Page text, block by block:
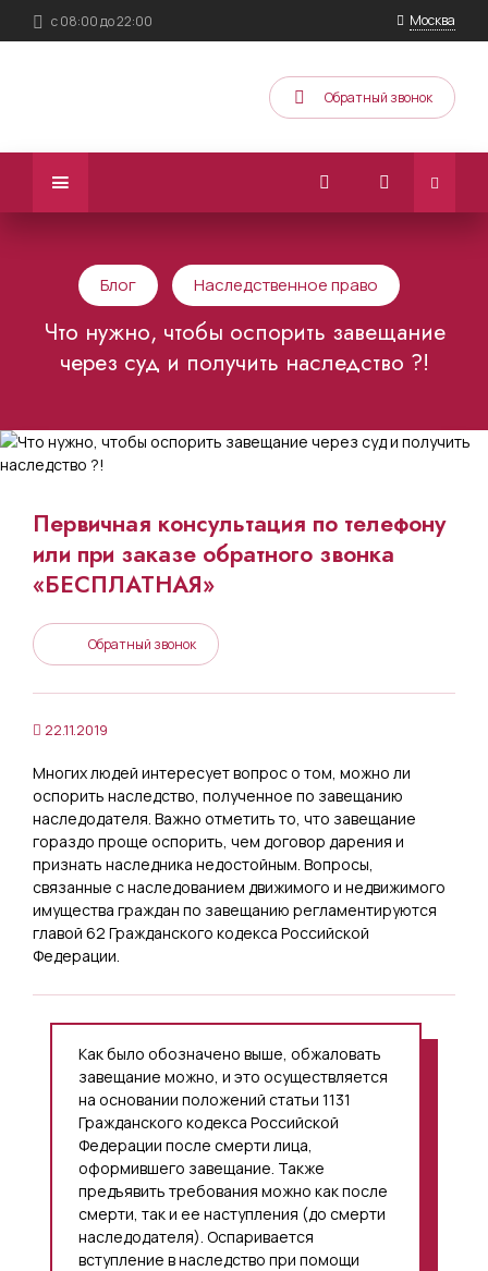
с 08:00 до 22:00 Москва
Обратный звонок
Блог Наследственное право
Что нужно, чтобы оспорить завещание
через суд и получить наследство ?!
Первичная консультация по телефону
или при заказе обратного звонка
«БЕСПЛАТНАЯ»
Обратный звонок
22.11.2019
Многих людей интересует вопрос о том, можно ли
оспорить наследство, полученное по завещанию
наследодателя. Важно отметить то, что завещание
гораздо проще оспорить, чем договор дарения и
признать наследника недостойным. Вопросы,
связанные с наследованием движимого и недвижимого
имущества граждан по завещанию регламентируются
главой 62 Гражданского кодекса Российской
Федерации.
Как было обозначено выше, обжаловать
завещание можно, и это осуществляется
на основании положений статьи 1131
Гражданского кодекса Российской
Федерации после смерти лица,
оформившего завещание. Также
предъявить требования можно как после
смерти, так и ее наступления (до смерти
наследодателя). Оспаривается
вступление в наследство при помощи